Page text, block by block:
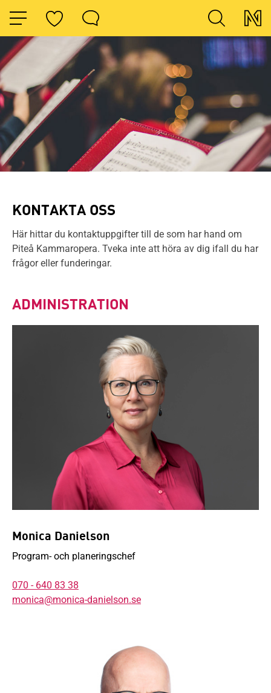
HOPPA TILL NAVIGERINGEN
HOPPA TILL INNEHÅLLET
KONTAKTA OSS
Här hittar du kontaktuppgifter till de som har hand om
Piteå Kammaropera. Tveka inte att höra av dig ifall du har
frågor eller funderingar.
ADMINISTRATION
Monica Danielson
Program- och planeringschef
070 - 640 83 38
monica@monica-danielson.se